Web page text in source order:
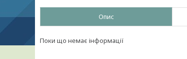
Опис
Поки що немає інформації